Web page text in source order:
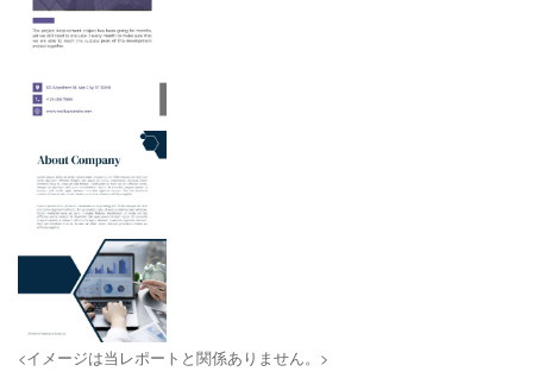
<イメージは当レポートと関係ありません。>